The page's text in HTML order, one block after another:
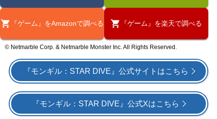
『ゲーム』をAmazonで調べる 『ゲーム』を楽天で調べる
© Netmarble Corp. & Netmarble Monster Inc. All Rights Reserved.
『モンギル：STAR DIVE』公式サイトはこちら
『モンギル：STAR DIVE』公式Xはこちら